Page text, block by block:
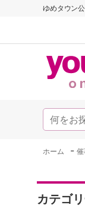
ゆめタウン
ホーム -
カテゴ